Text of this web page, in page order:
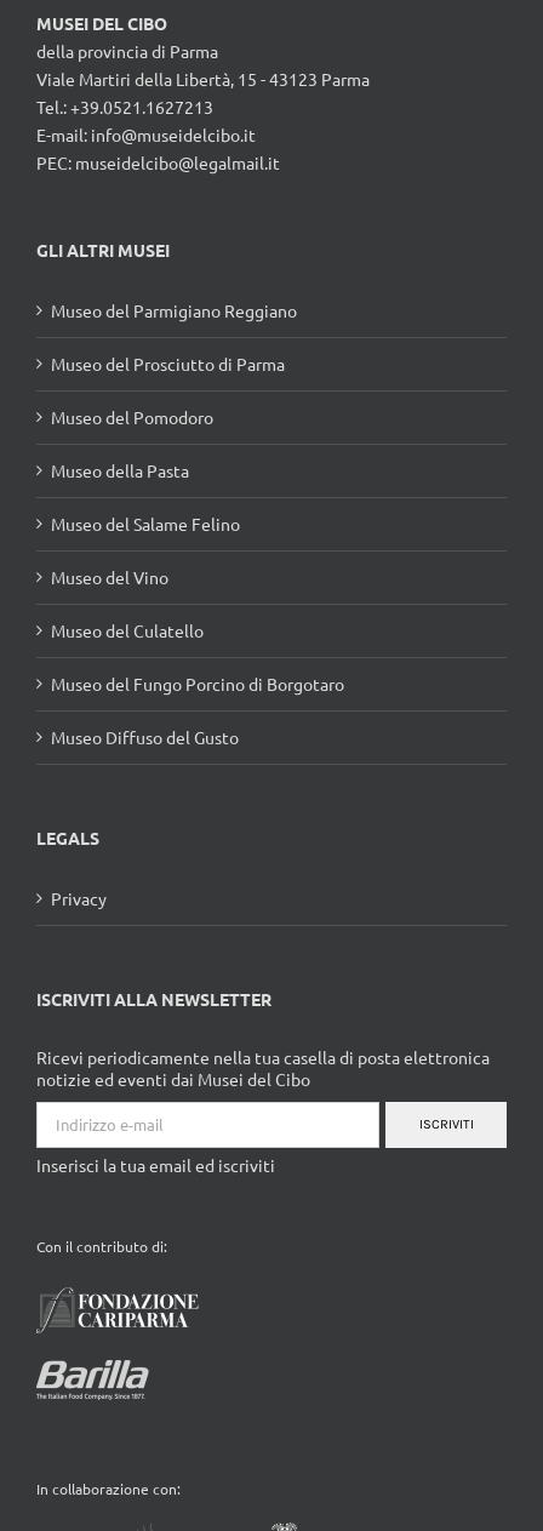
MUSEI DEL CIBO
della provincia di Parma
Viale Martiri della Libertà, 15 - 43123 Parma
Tel.: +39.0521.1627213
E-mail: info@museidelcibo.it
PEC: museidelcibo@legalmail.it
GLI ALTRI MUSEI
Museo del Parmigiano Reggiano
Museo del Prosciutto di Parma
Museo del Pomodoro
Museo della Pasta
Museo del Salame Felino
Museo del Vino
Museo del Culatello
Museo del Fungo Porcino di Borgotaro
Museo Diffuso del Gusto
LEGALS
Privacy
ISCRIVITI ALLA NEWSLETTER
Ricevi periodicamente nella tua casella di posta elettronica
notizie ed eventi dai Musei del Cibo
ISCRIVITI
Inserisci la tua email ed iscriviti
Con il contributo di:
In collaborazione con: